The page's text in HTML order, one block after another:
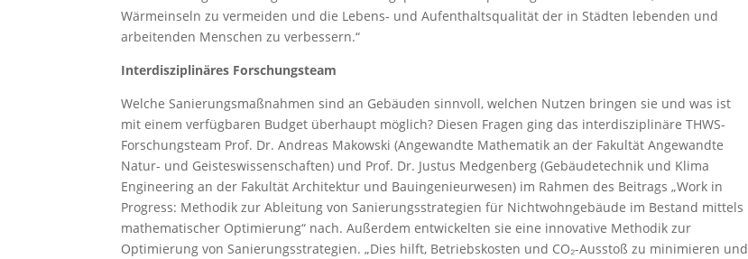
Wärmeinseln zu vermeiden und die Lebens- und Aufenthaltsqualität der in Städten lebenden und
arbeitenden Menschen zu verbessern.“
Interdisziplinäres Forschungsteam
Welche Sanierungsmaßnahmen sind an Gebäuden sinnvoll, welchen Nutzen bringen sie und was ist
mit einem verfügbaren Budget überhaupt möglich? Diesen Fragen ging das interdisziplinäre THWS-
Forschungsteam Prof. Dr. Andreas Makowski (Angewandte Mathematik an der Fakultät Angewandte
Natur- und Geisteswissenschaften) und Prof. Dr. Justus Medgenberg (Gebäudetechnik und Klima
Engineering an der Fakultät Architektur und Bauingenieurwesen) im Rahmen des Beitrags „Work in
Progress: Methodik zur Ableitung von Sanierungsstrategien für Nichtwohngebäude im Bestand mittels
mathematischer Optimierung“ nach. Außerdem entwickelten sie eine innovative Methodik zur
Optimierung von Sanierungsstrategien. „Dies hilft, Betriebskosten und CO₂-Ausstoß zu minimieren und